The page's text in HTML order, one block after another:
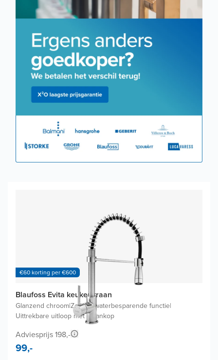
€60 korting per €600
Blaufoss Evita keukenkraan
Glanzend chroom|Zonder waterbesparende functie|
Uittrekbare uitloop met kraankop
Adviesprijs 198,-
99,-